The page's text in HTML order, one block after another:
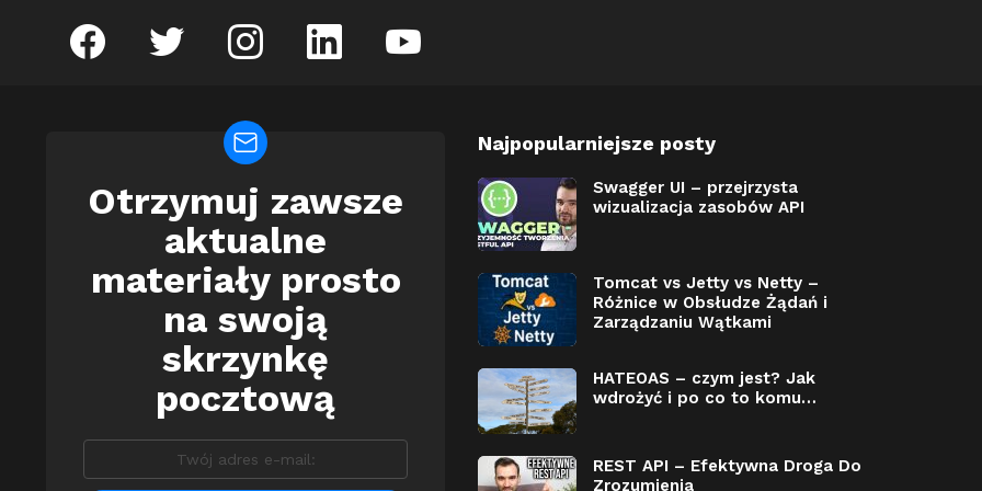
facebook twitter instagram linkedin youtube
Newsletter
Otrzymuj zawsze
aktualne
materiały prosto
na swoją
skrzynkę
pocztową
Najpopularniejsze posty
Swagger UI – przejrzysta
wizualizacja zasobów API
Tomcat vs Jetty vs Netty –
Różnice w Obsłudze Żądań i
Zarządzaniu Wątkami
HATEOAS – czym jest? Jak
wdrożyć i po co to komu…
REST API – Efektywna Droga Do
Zrozumienia